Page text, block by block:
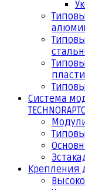
Система
Крепления